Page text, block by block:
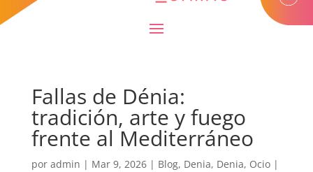
Fallas de Dénia:
tradición, arte y fuego
frente al Mediterráneo
por admin | Mar 9, 2026| Blog, Denia, Denia, Ocio|